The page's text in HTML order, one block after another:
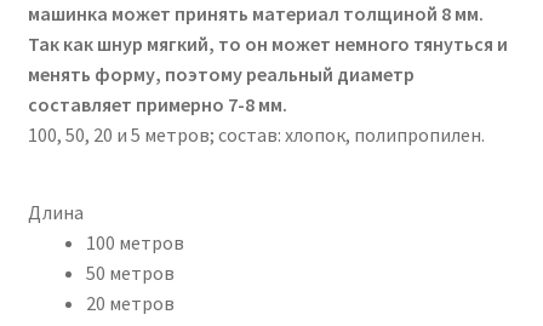
машинка может принять материал толщиной 8 мм.
Так как шнур мягкий, то он может немного тянуться и
менять форму, поэтому реальный диаметр
составляет примерно 7-8 мм.
100, 50, 20 и 5 метров; состав: хлопок, полипропилен.
Длина
100 метров
50 метров
20 метров